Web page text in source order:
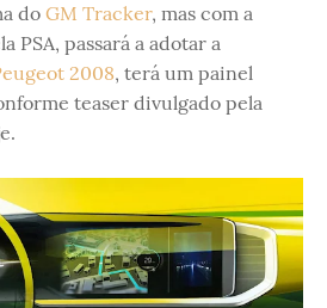
do GM Tracker, mas com a
PSA, passará a adotar a
2008, terá um painel
teaser divulgado pela